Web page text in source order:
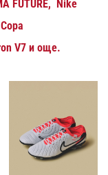
FUTURE, Nike
V7 и още.